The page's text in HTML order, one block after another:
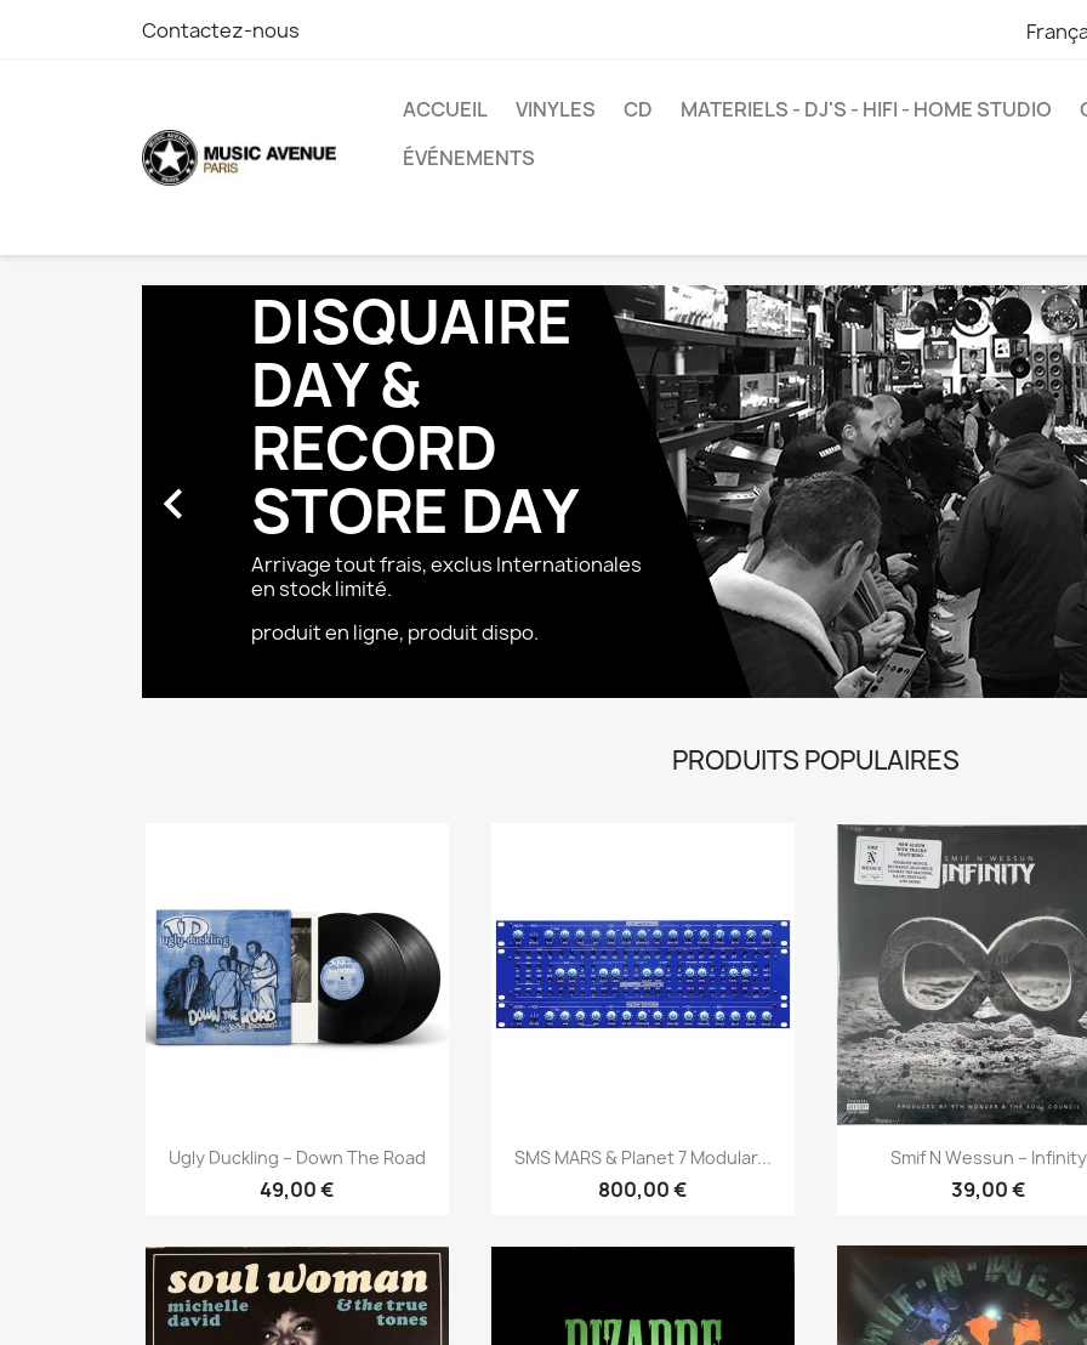
Contactez-nous
ACCUEIL VINYLES CD MATERIELS - DJ'S - HIFI - HOME STUDIO
ÉVÉNEMENTS
DISQUAIRE
DAY &
RECORD
STORE DAY
Arrivage tout frais, exclus Internationales
en stock limité.
produit en ligne, produit dispo.

PRODUITS POPULAIRES
Aperçu rapide
Ugly Duckling – Down The Road
49,00 €
Aperçu rapide
SMS MARS & Planet 7 Modular...
800,00 €
Aperçu rapide
Smif N Wessun ‎– Infinity
39,00 €